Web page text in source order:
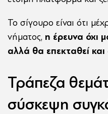
Το σίγουρο είναι ότι
νήματος, η έρευνα όχι
αλλά θα επεκταθεί
Τράπεζα
σύσκεψη